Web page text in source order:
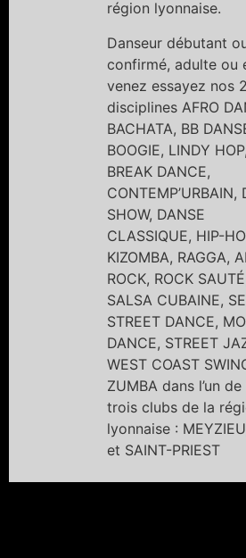
région lyonnaise.
Danseur débutant
confirmé, adulte ou
venez essayez nos
disciplines AFRO
BACHATA, BB
BOOGIE, LINDY HOP,
BREAK DANCE,
CONTEMP’URBAIN,
SHOW, DANSE
CLASSIQUE, HIP-
KIZOMBA, RAGGA,
ROCK, ROCK
SALSA CUBAINE,
STREET DANCE,
DANCE, STREET
WEST COAST
ZUMBA dans l’un
trois clubs de la
lyonnaise :
et SAINT-PRIEST